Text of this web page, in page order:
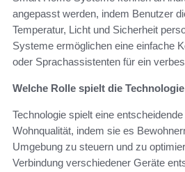
angepasst werden, indem Benutzer
Temperatur, Licht und Sicherheit
Systeme ermöglichen eine einfache
oder Sprachassistenten für ein
Welche Rolle spielt die
Technologie spielt eine
Wohnqualität, indem sie es
Umgebung zu steuern und zu
Verbindung verschiedener Geräte